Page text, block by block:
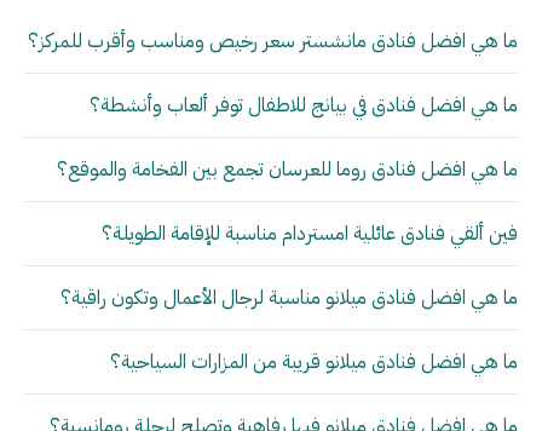
ما هي افضل فنادق مانشستر سعر رخيص ومناسب وأقرب للمركز؟
ما هي افضل فنادق في بيانج للاطفال توفر ألعاب وأنشطة؟
ما هي افضل فنادق روما للعرسان تجمع بين الفخامة والموقع؟
فين ألقي فنادق عائلية امستردام مناسبة للإقامة الطويلة؟
ما هي افضل فنادق ميلانو مناسبة لرجال الأعمال وتكون راقية؟
ما هي افضل فنادق ميلانو قريبة من المزارات السياحية؟